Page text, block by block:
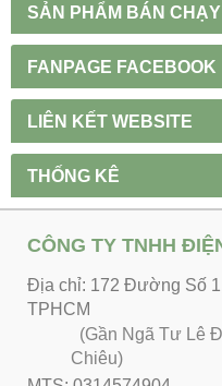
SẢN PHẨM BÁN CHẠY
FANPAGE FACEBOOK
LIÊN KẾT WEBSITE
THỐNG KÊ
CÔNG TY TNHH
Địa chỉ: 172 Đường Số
TPHCM
(Gần Ngã Tư Lê
Chiêu)